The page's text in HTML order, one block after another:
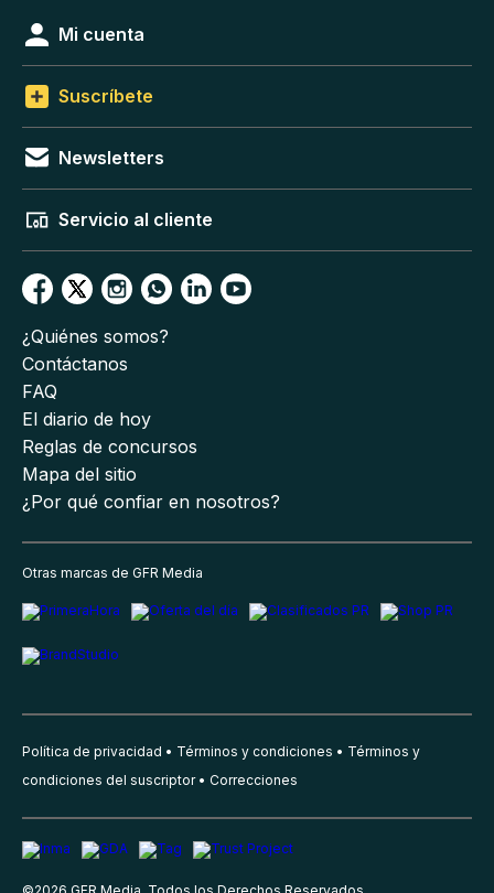
Mi cuenta
Suscríbete
Newsletters
Servicio al cliente
¿Quiénes somos?
Contáctanos
FAQ
El diario de hoy
Reglas de concursos
Mapa del sitio
¿Por qué confiar en nosotros?
Otras marcas de GFR Media
Política de privacidad Términos y condiciones
Términos y
condiciones del suscriptor
Correcciones